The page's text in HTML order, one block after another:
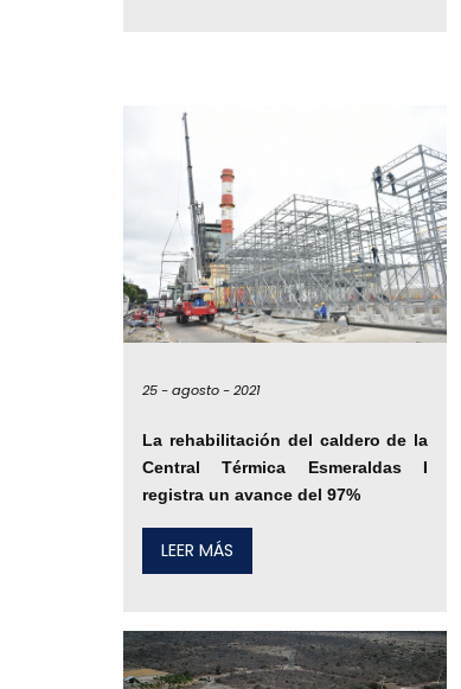
25 -agosto -2021
La rehabilitación del caldero de la
Central Térmica Esmeraldas I
registra un avance del 97%
LEER MÁS